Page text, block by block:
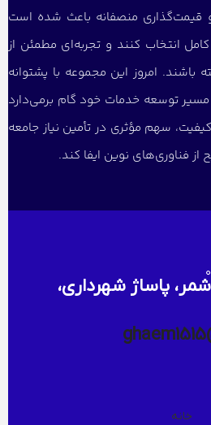
و قیمت‌گذاری منصفانه باعث شده است
کامل انتخاب کنند و تجربه‌ای مطمئن از
باشند. امروز این مجموعه با پشتوانه
توسعه خدمات خود گام برمی‌دارد
سهم مؤثری در تأمین نیاز جامعه
فناوری‌های نوین ایفا کند.
پاساژ شهرداری،
خانه